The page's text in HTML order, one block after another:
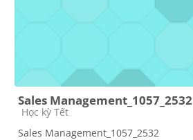
Sales Management_1057_2532
Course category
Học kỳ Tết
Sales Management_1057_2532